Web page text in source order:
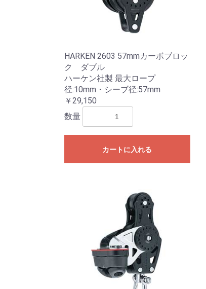
HARKEN 2603 57mmカーボブロッ
ク ダブル
ハーケン社製 最大ロープ
径:10mm・シーブ径:57mm
￥29,150
数量
カートに入れる